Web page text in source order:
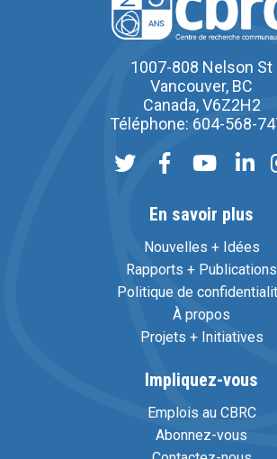
1007-808 Nelson St
Vancouver, BC
Canada, V6Z2H2
Téléphone: 604-568-
En savoir plus
Nouvelles + Idées
Rapports + Publications
Politique de
À propos
Projets + Initiatives
Impliquez-vous
Emplois au CBRC
Abonnez-vous